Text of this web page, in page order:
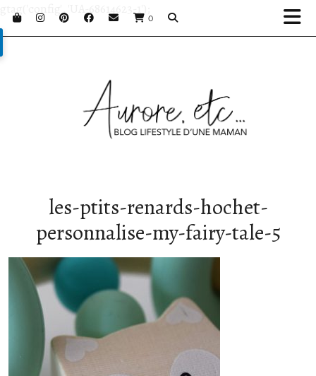
0
gtag('config', 'UA-68614623-1');
les-ptits-renards-hochet-
personnalise-my-fairy-tale-5